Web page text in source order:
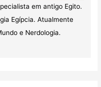
em antigo Egito.
Egípcia. Atualmente
e Nerdologia.